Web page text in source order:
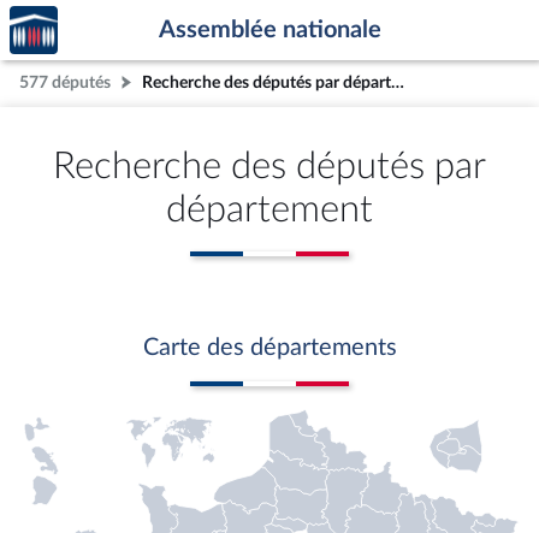
Aller au contenu
Aller en bas de la page
Accèder
à la
page
d'accueil
Assemblée nationale
577 députés Recherche des députés par département
Recherche des députés par
département
Carte des départements